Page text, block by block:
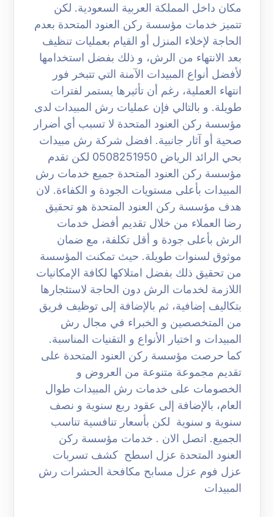
مكان داخل المملكة العربية السعودية. لكن
تتميز خدمات مؤسسة ركن العنود المتحدة بعدم
الحاجة لإخلاء المنزل أو القيام بعمليات تنظيف
بعد الانتهاء من الرش، و ذلك بفضل استخدامها
لأفضل أنواع المبيدات الآمنة التي تتبخر فور
انتهاء العملية، رغم أن تأثيرها يستمر لفترات
طويلة. و بالتالي فإن عمليات رش المبيدات لدى
مؤسسة ركن العنود المتحدة لا تسبب أي أضرار
صحية أو آثار جانبية. افضل شركة رش مبيدات
بحي الرائد الرياض 0508251950 لكن تقدم
مؤسسة ركن العنود المتحدة جميع خدمات رش
المبيدات بأعلى مستويات الجودة و الكفاءة. لان
هدف مؤسسة ركن العنود المتحدة هو تحقيق
رضا العملاء من خلال تقديم أفضل خدمات
الرش بأعلى جودة و أقل تكلفة، مع ضمان
موثوق لسنوات طويلة. حيث تمكنت المؤسسة
من تحقيق ذلك بفضل امتلاكها لكافة الإمكانيات
اللازمة لخدمات الرش دون الحاجة لاستئجارها
بتكاليف إضافية، ثم بالإضافة إلى توظيف فريق
من المتخصصين و الخبراء في مجال رش
المبيدات و اختيار الأنواع و التقنيات المناسبة.
كما حرصت مؤسسة ركن العنود المتحدة على
تقديم مجموعة متنوعة من العروض و
الخصومات على خدمات رش المبيدات طوال
العام، بالإضافة إلى عقود ربع سنوية و نصف
سنوية و سنوية لكن بأسعار تنافسية تناسب
الجميع. اتصل الان . خدمات مؤسسة ركن
العنود المتحدة عزل اسطح كشف تسربات
عزل فوم عزل مسابح مكافحة الحشرات رش
المبيدات